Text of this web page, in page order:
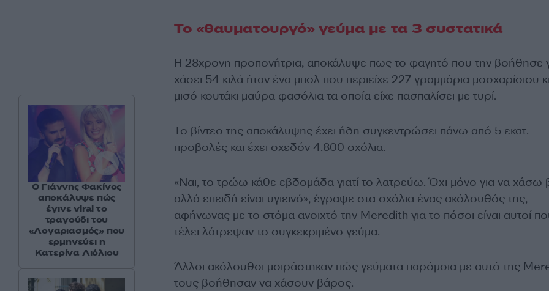
Το «θαυματουργό» γεύμα με τα 3 συστατικά
Η 28χρονη προπονήτρια, αποκάλυψε πως το φαγητό που την βοήθησε
χάσει 54 κιλά ήταν ένα μπολ που περιείχε 227 γραμμάρια μοσχαρίσιου
μισό κουτάκι μαύρα φασόλια τα οποία είχε πασπαλίσει με τυρί.
Το βίντεο της αποκάλυψης έχει ήδη συγκεντρώσει πάνω από 5 εκατ.
προβολές και έχει σχεδόν 4.800 σχόλια.
«Ναι, το τρώω κάθε εβδομάδα γιατί το λατρεύω. Όχι μόνο για να χάσω
αλλά επειδή είναι υγιεινό», έγραψε στα σχόλια ένας ακόλουθός της,
αφήνωνας με το στόμα ανοιχτό την Meredith για το πόσοι είναι αυτοί
τέλει λάτρεψαν το συγκεκριμένο γεύμα.
Άλλοι ακόλουθοι μοιράστηκαν πώς γεύματα παρόμοια με αυτό της
τους βοήθησαν να χάσουν βάρος.
Ο Γιάννης Φακίνος
αποκάλυψε πώς
έγινε viral το
τραγούδι του
«Λογαριασμός» που
ερμηνεύει η
Κατερίνα Λιόλιου